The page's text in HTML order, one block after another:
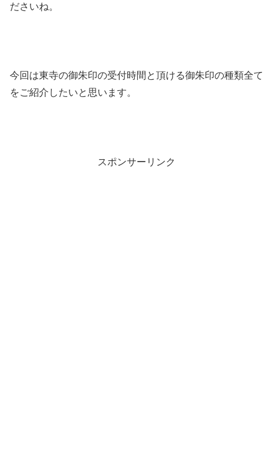
ださいね。
今回は東寺の御朱印の受付時間と頂ける御朱印の種類全て
をご紹介したいと思います。
スポンサーリンク